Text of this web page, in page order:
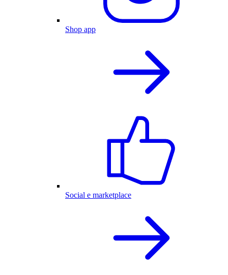
Shop app
Social e marketplace